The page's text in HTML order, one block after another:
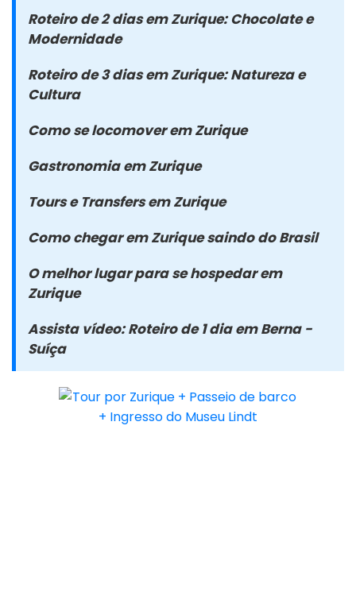
Roteiro de 2 dias em Zurique: Chocolate e
Modernidade
Roteiro de 3 dias em Zurique: Natureza e
Cultura
Como se locomover em Zurique
Gastronomia em Zurique
Tours e Transfers em Zurique
Como chegar em Zurique saindo do Brasil
O melhor lugar para se hospedar em
Zurique
Assista vídeo: Roteiro de 1 dia em Berna -
Suíça